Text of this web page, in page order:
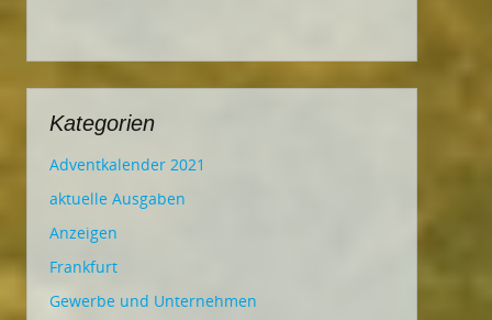
Kategorien
Adventkalender 2021
aktuelle Ausgaben
Anzeigen
Frankfurt
Gewerbe und Unternehmen